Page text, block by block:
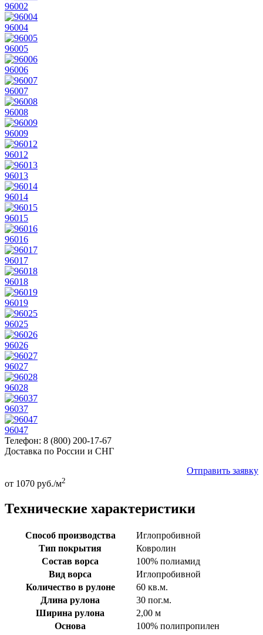
96002
96004
96005
96006
96007
96008
96009
96012
96013
96014
96015
96016
96017
96018
96019
96025
96026
96027
96028
96037
96047
Телефон: 8 (800) 200-17-67
Доставка по России и СНГ
Отправить заявку
от 1070 руб./м2
Технические характеристики
Способ производства
Иглопробивной
Тип покрытия
Ковролин
Состав ворса
100% полиамид
Вид ворса
Иглопробивной
Количество в рулоне
60 кв.м.
Длина рулона
30 пог.м.
Ширина рулона
2,00 м
Основа
100% полипропилен